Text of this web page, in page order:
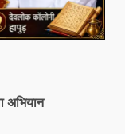
अभियान